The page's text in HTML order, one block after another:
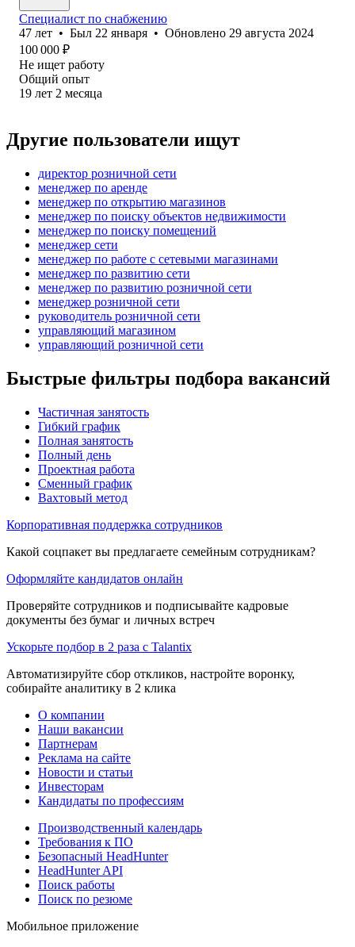
Специалист по снабжению
47 лет • Был 22 января • Обновлено 29 августа 2024
100 000 ₽
Не ищет работу
Общий опыт
19 лет 2 месяца
Другие пользователи ищут
директор розничной сети
менеджер по аренде
менеджер по открытию магазинов
менеджер по поиску объектов недвижимости
менеджер по поиску помещений
менеджер сети
менеджер по работе с сетевыми магазинами
менеджер по развитию сети
менеджер по развитию розничной сети
менеджер розничной сети
руководитель розничной сети
управляющий магазином
управляющий розничной сети
Быстрые фильтры подбора вакансий
Частичная занятость
Гибкий график
Полная занятость
Полный день
Проектная работа
Сменный график
Вахтовый метод
Корпоративная поддержка сотрудников
Какой соцпакет вы предлагаете семейным сотрудникам?
Оформляйте кандидатов онлайн
Проверяйте сотрудников и подписывайте кадровые
документы без бумаг и личных встреч
Ускорьте подбор в 2 раза с Talantix
Автоматизируйте сбор откликов, настройте воронку,
собирайте аналитику в 2 клика
О компании
Наши вакансии
Партнерам
Реклама на сайте
Новости и статьи
Инвесторам
Кандидаты по профессиям
Производственный календарь
Требования к ПО
Безопасный HeadHunter
HeadHunter API
Поиск работы
Поиск по резюме
Мобильное приложение